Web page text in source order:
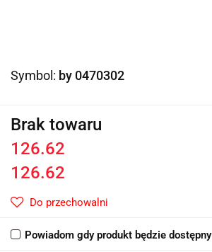
Symbol: by 0470302
Brak towaru
126.62
126.62
Do przechowalni
Powiadom gdy produkt będzie dostępny